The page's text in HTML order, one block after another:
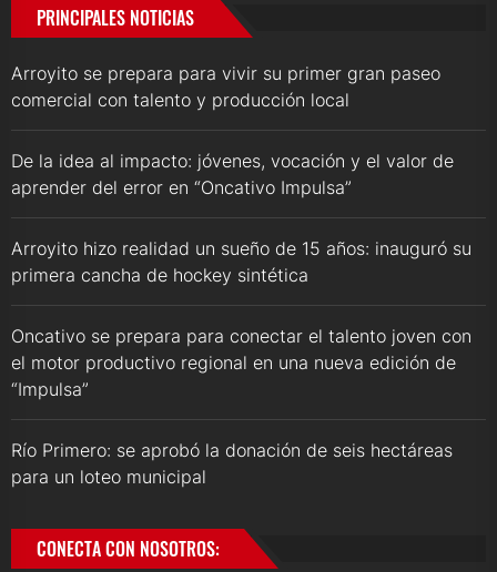
PRINCIPALES NOTICIAS
Arroyito se prepara para vivir su primer gran paseo
comercial con talento y producción local
De la idea al impacto: jóvenes, vocación y el valor de
aprender del error en “Oncativo Impulsa”
Arroyito hizo realidad un sueño de 15 años: inauguró su
primera cancha de hockey sintética
Oncativo se prepara para conectar el talento joven con
el motor productivo regional en una nueva edición de
“Impulsa”
Río Primero: se aprobó la donación de seis hectáreas
para un loteo municipal
CONECTA CON NOSOTROS: